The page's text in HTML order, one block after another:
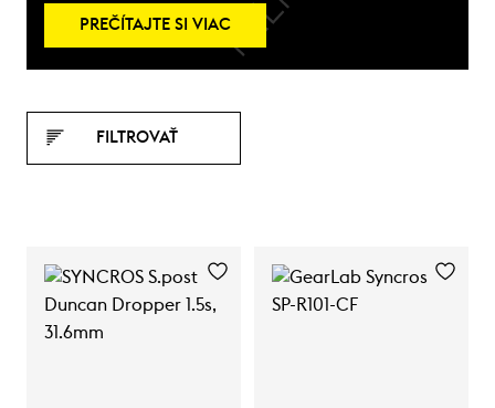
PREČÍTAJTE SI VIAC
FILTROVAŤ